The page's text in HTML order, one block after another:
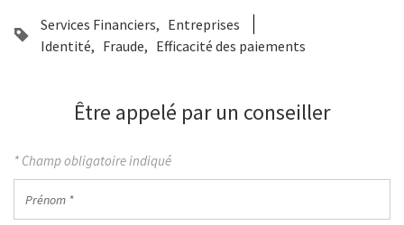
Services Financiers
Entreprises
Identité
Fraude Efficacité des paiements
Être appelé par un conseiller
* Champ obligatoire indiqué